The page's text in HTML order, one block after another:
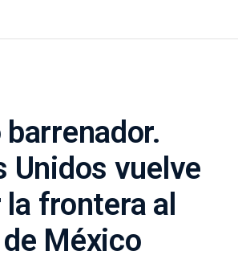
barrenador.
Unidos vuelve
frontera al
México